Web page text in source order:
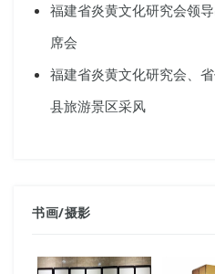
福建省炎黄文化研究会领
席会
福建省炎黄文化研究会、
县旅游景区采风
书画/摄影